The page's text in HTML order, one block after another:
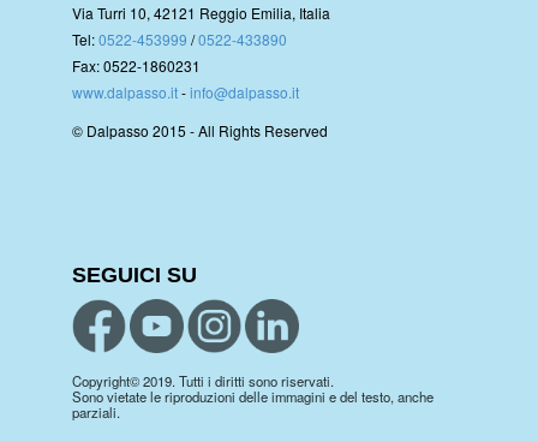
Via Turri 10, 42121 Reggio Emilia, Italia
Tel:0522-453999 /0522-433890
Fax: 0522-1860231
www.dalpasso.it-info@dalpasso.it
© Dalpasso 2015 - All Rights Reserved
SEGUICI SU
Copyright© 2019. Tutti i diritti sono riservati.
Sono vietate le riproduzioni delle immagini e del testo, anche
parziali.